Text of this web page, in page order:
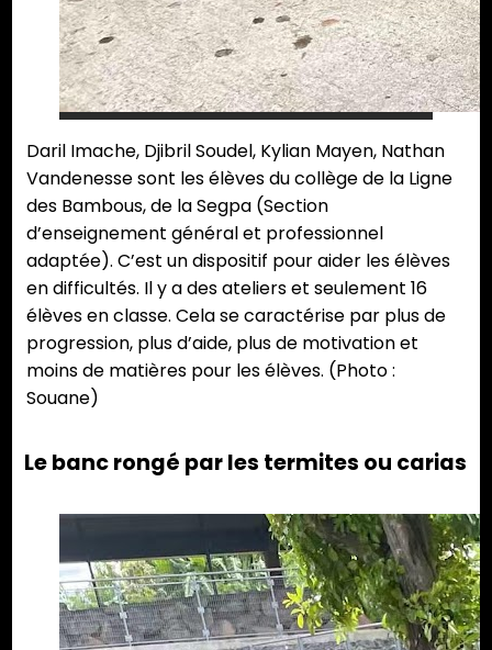
Daril Imache, Djibril Soudel, Kylian Mayen, Nathan
Vandenesse sont les élèves du collège de la Ligne
des Bambous, de la Segpa (Section
d’enseignement général et professionnel
adaptée). C’est un dispositif pour aider les élèves
en difficultés. Il y a des ateliers et seulement 16
élèves en classe. Cela se caractérise par plus de
progression, plus d’aide, plus de motivation et
moins de matières pour les élèves. (Photo :
Souane)
Le banc rongé par les termites ou carias